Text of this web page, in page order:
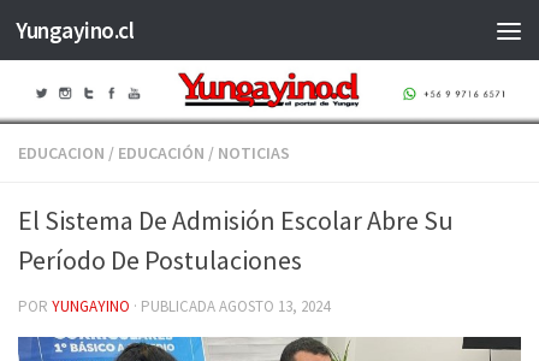
Saltar al contenido
Yungayino.cl
EDUCACION / EDUCACIÓN / NOTICIAS
El Sistema De Admisión Escolar Abre Su
Período De Postulaciones
POR YUNGAYINO · PUBLICADAAGOSTO 13, 2024